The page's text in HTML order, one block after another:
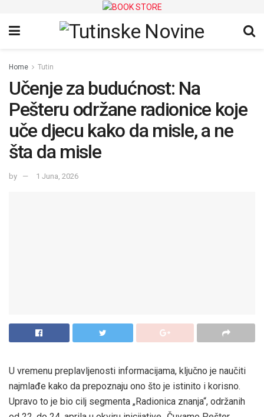
Home Tutin
Učenje za budućnost: Na
Pešteru održane radionice koje
uče djecu kako da misle, a ne
šta da misle
by 1 Juna, 2026
​U vremenu preplavljenosti informacijama, ključno je naučiti
najmlađe kako da prepoznaju ono što je istinito i korisno.
Upravo to je bio cilj segmenta „Radionica znanja“, održanih